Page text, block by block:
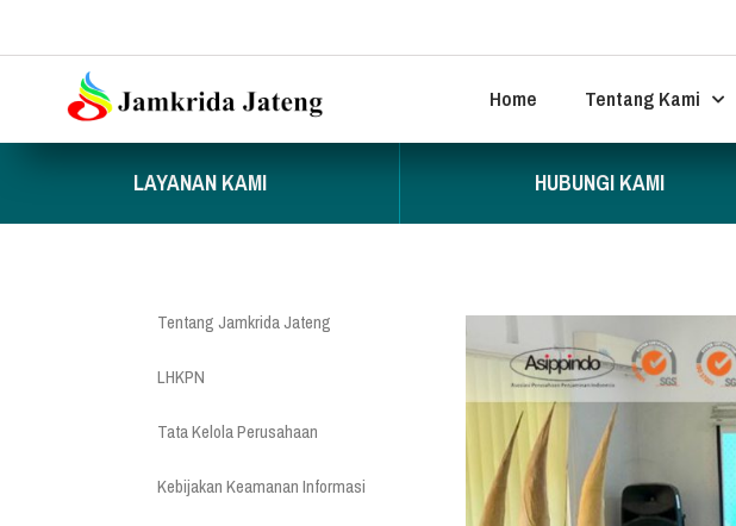
Home Tentang Kami
LAYANAN KAMI HUBUNGI KAMI
Tentang Jamkrida Jateng
LHKPN
Tata Kelola Perusahaan
Kebijakan Keamanan Informasi